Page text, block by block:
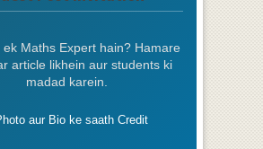
ek Maths Expert hain? Hamare
article likhein aur students ki
madad karein.
aur Bio ke saath Credit